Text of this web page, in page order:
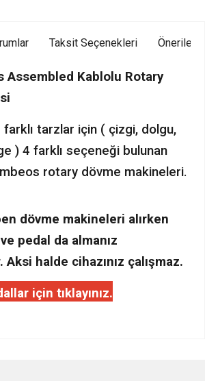
Taksit Seçenekleri
Assembled Kablolu Rotary
farklı tarzlar için ( çizgi, dolgu,
) 4 farklı seçeneği bulunan
rotary dövme makineleri.
dövme makineleri alırken
pedal da almanız
halde cihazınız çalışmaz.
için tıklayınız.